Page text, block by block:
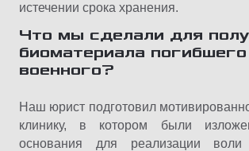
истечении срока хранения.
Что мы сделали для
биоматериала погибшего
военного?
Наш юрист подготовил
клинику, в котором были
основания для реализации